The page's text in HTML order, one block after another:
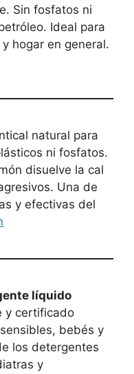
Sin fosfatos ni
Ideal para
hogar en general.
natural para
ni fosfatos.
disuelve la cal
Una de
y efectivas del
líquido
y certificado
bebés y
los detergentes
y